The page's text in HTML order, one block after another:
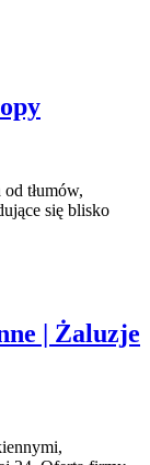
tłumów,
się blisko
| Żaluzje